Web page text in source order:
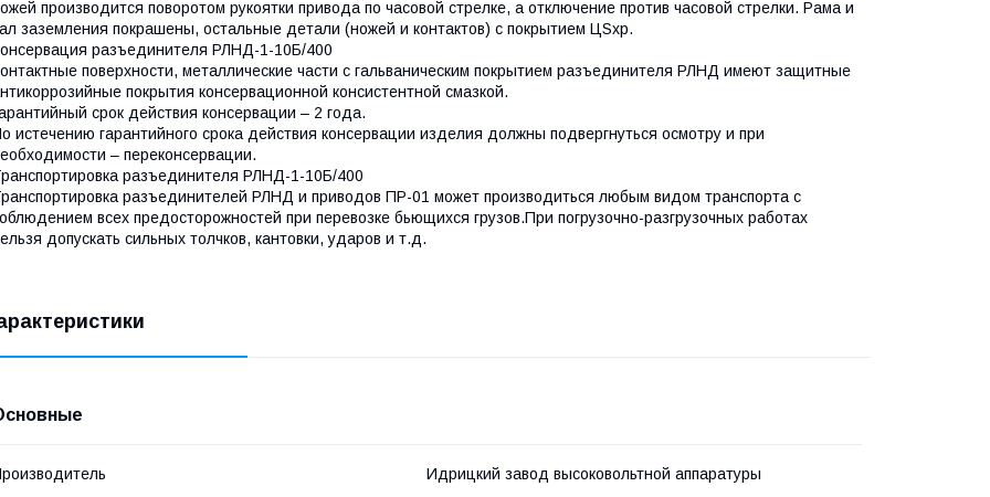
производится поворотом рукоятки привода по часовой стрелке, а отключение против часовой стрелки. Рама и
заземления покрашены, остальные детали (ножей и контактов) с покрытием ЦSхр.
разъединителя РЛНД-1-10Б/400
поверхности, металлические части с гальваническим покрытием разъединителя РЛНД имеют защитные
покрытия консервационной консистентной смазкой.
срок действия консервации – 2 года.
истечению гарантийного срока действия консервации изделия должны подвергнуться осмотру и при
– переконсервации.
разъединителя РЛНД-1-10Б/400
разъединителей РЛНД и приводов ПР-01 может производиться любым видом транспорта с
всех предосторожностей при перевозке бьющихся грузов.При погрузочно-разгрузочных работах
допускать сильных толчков, кантовки, ударов и т.д.
Идрицкий завод высоковольтной аппаратуры